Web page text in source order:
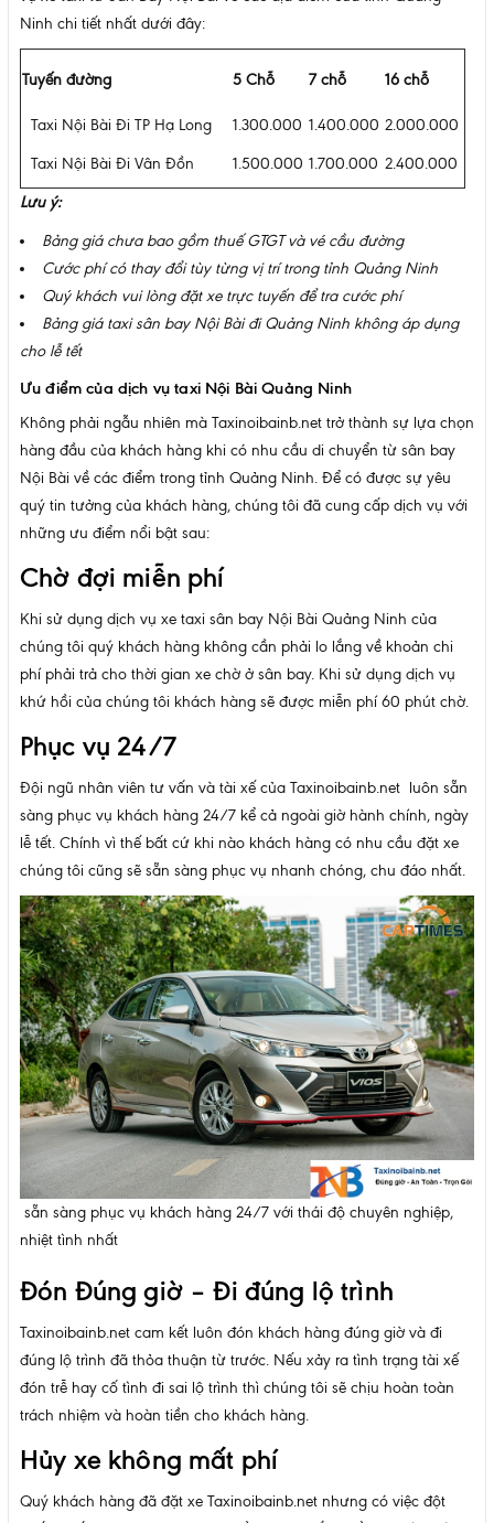
Ninh chi tiết nhất dưới đây:
Tuyến đường 5 Chỗ 7 chỗ 16 chỗ
Taxi Nội Bài Đi TP Hạ Long 1.300.000 1.400.000 2.000.000
Taxi Nội Bài Đi Vân Đồn 1.500.000 1.700.000 2.400.000
Lưu ý:
Bảng giá chưa bao gồm thuế GTGT và vé cầu đường
Cước phí có thay đổi tùy từng vị trí trong tỉnh Quảng Ninh
Quý khách vui lòng đặt xe trực tuyến để tra cước phí
Bảng giá taxi sân bay Nội Bài đi Quảng Ninh không áp dụng
cho lễ tết
Ưu điểm của dịch vụ taxi Nội Bài Quảng Ninh
Không phải ngẫu nhiên mà Taxinoibainb.net trở thành sự lựa chọn
hàng đầu của khách hàng khi có nhu cầu di chuyển từ sân bay
Nội Bài về các điểm trong tỉnh Quảng Ninh. Để có được sự yêu
quý tin tưởng của khách hàng, chúng tôi đã cung cấp dịch vụ với
những ưu điểm nổi bật sau:
Chờ đợi miễn phí
Khi sử dụng dịch vụ xe taxi sân bay Nội Bài Quảng Ninh của
chúng tôi quý khách hàng không cần phải lo lắng về khoản chi
phí phải trả cho thời gian xe chờ ở sân bay. Khi sử dụng dịch vụ
khứ hồi của chúng tôi khách hàng sẽ được miễn phí 60 phút chờ.
Phục vụ 24/7
Đội ngũ nhân viên tư vấn và tài xế của Taxinoibainb.net luôn sẵn
sàng phục vụ khách hàng 24/7 kể cả ngoài giờ hành chính, ngày
lễ tết. Chính vì thế bất cứ khi nào khách hàng có nhu cầu đặt xe
chúng tôi cũng sẽ sẵn sàng phục vụ nhanh chóng, chu đáo nhất.
sẵn sàng phục vụ khách hàng 24/7 với thái độ chuyên nghiệp,
nhiệt tình nhất
Đón Đúng giờ – Đi đúng lộ trình
Taxinoibainb.net cam kết luôn đón khách hàng đúng giờ và đi
đúng lộ trình đã thỏa thuận từ trước. Nếu xảy ra tình trạng tài xế
đón trễ hay cố tình đi sai lộ trình thì chúng tôi sẽ chịu hoàn toàn
trách nhiệm và hoàn tiền cho khách hàng.
Hủy xe không mất phí
Quý khách hàng đã đặt xe Taxinoibainb.net nhưng có việc đột